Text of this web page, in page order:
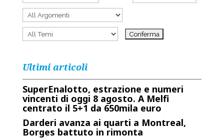
Ultimi articoli
SuperEnalotto, estrazione e numeri
vincenti di oggi 8 agosto. A Melfi
centrato il 5+1 da 650mila euro
Darderi avanza ai quarti a Montreal,
Borges battuto in rimonta